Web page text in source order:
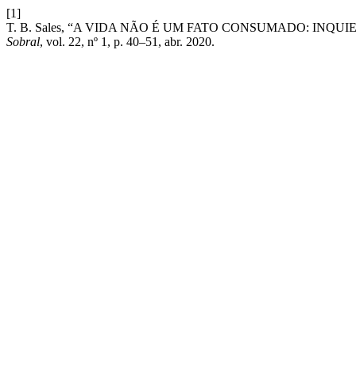
[1]
T. B. Sales, “A VIDA NÃO É UM FATO CONSUMADO:
Sobral, vol. 22, nº 1, p. 40–51, abr. 2020.